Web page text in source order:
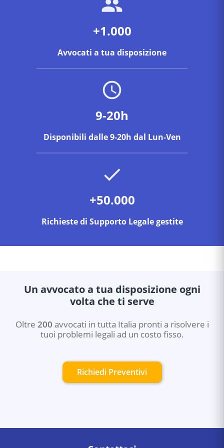
+1.000
Avvocati a tua disposizione
9-20h
Disponibili dalle 9-20h dal Lun-Ven
+50.000
Richieste di Supporto Legale gestite
Un avvocato a tua disposizione ogni
volta che ti serve
Oltre 200 avvocati in tutta Italia pronti a risolvere i
tuoi problemi legali ad un costo fisso.
Richiedi Preventivi